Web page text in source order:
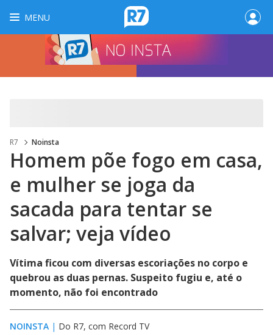
MENU
R7 Noinsta
Homem põe fogo em casa,
e mulher se joga da
sacada para tentar se
salvar; veja vídeo
Vítima ficou com diversas escoriações no corpo e
quebrou as duas pernas. Suspeito fugiu e, até o
momento, não foi encontrado
NOINSTA | Do R7, com Record TV